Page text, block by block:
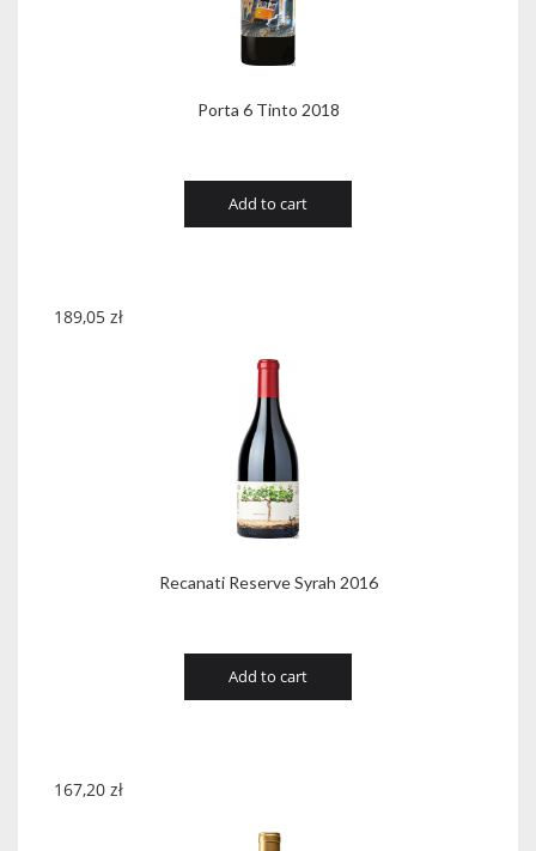
Porta 6 Tinto 2018
Add to cart
Recanati Reserve Syrah 2016
189,05 zł
Add to cart
167,20 zł